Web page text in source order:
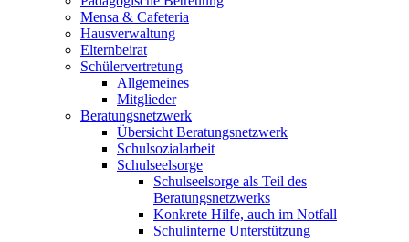
Mensa & Cafeteria
Hausverwaltung
Elternbeirat
Schülervertretung
Allgemeines
Mitglieder
Beratungsnetzwerk
Übersicht Beratungsnetzwerk
Schulsozialarbeit
Schulseelsorge
Schulseelsorge als Teil des
Beratungsnetzwerks
Konkrete Hilfe, auch im Notfall
Schulinterne Unterstützung